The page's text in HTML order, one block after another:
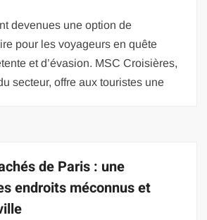
devenues une option de
pour les voyageurs en quête
et d’évasion. MSC Croisières,
secteur, offre aux touristes une
de Paris : une
endroits méconnus et